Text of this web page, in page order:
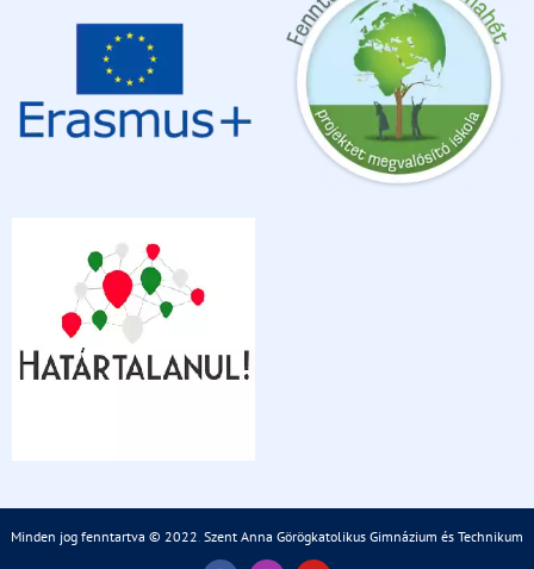
Minden jog fenntartva © 2022. Szent Anna Görögkatolikus Gimnázium és Technikum